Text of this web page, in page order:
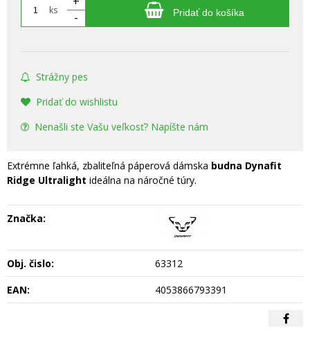
ks
-
Pridať do košíka
Strážny pes
Pridať do wishlistu
Nenašli ste Vašu veľkosť? Napíšte nám
Extrémne ľahká, zbaliteľná páperová dámska budna Dynafit
Ridge Ultralight ideálna na náročné túry.
Značka:
Obj. čislo:
63312
EAN:
4053866793391